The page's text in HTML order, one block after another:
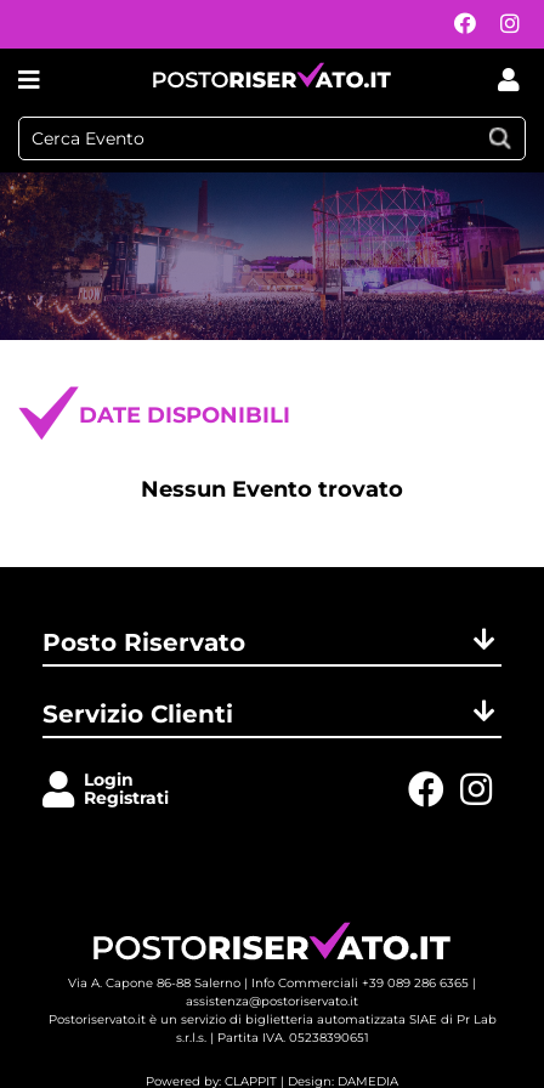
DATE DISPONIBILI
Nessun Evento trovato
Posto Riservato
Servizio Clienti
Login
Registrati
Via A. Capone 86-88 Salerno | Info Commerciali +39 089 286 6365 |
assistenza@postoriservato.it
Postoriservato.it è un servizio di biglietteria automatizzata SIAE di Pr Lab
s.r.l.s. | Partita IVA. 05238390651
Powered by: CLAPPIT | Design: DAMEDIA